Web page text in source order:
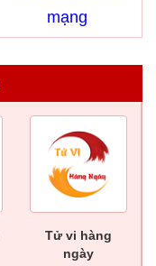
mạng
Tử vi hàng
ngày